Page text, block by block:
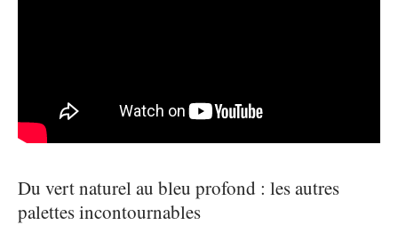
Du vert naturel au bleu profond : les autres
palettes incontournables